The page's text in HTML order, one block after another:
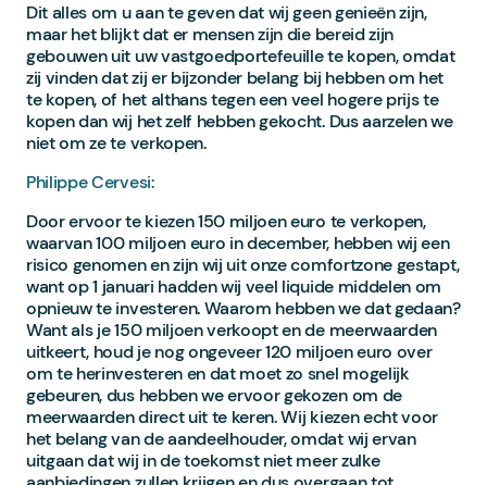
Dit alles om u aan te geven dat wij geen genieën zijn,
maar het blijkt dat er mensen zijn die bereid zijn
gebouwen uit uw vastgoedportefeuille te kopen, omdat
zij vinden dat zij er bijzonder belang bij hebben om het
te kopen, of het althans tegen een veel hogere prijs te
kopen dan wij het zelf hebben gekocht. Dus aarzelen we
niet om ze te verkopen.
Philippe Cervesi:
Door ervoor te kiezen 150 miljoen euro te verkopen,
waarvan 100 miljoen euro in december, hebben wij een
risico genomen en zijn wij uit onze comfortzone gestapt,
want op 1 januari hadden wij veel liquide middelen om
opnieuw te investeren. Waarom hebben we dat gedaan?
Want als je 150 miljoen verkoopt en de meerwaarden
uitkeert, houd je nog ongeveer 120 miljoen euro over
om te herinvesteren en dat moet zo snel mogelijk
gebeuren, dus hebben we ervoor gekozen om de
meerwaarden direct uit te keren. Wij kiezen echt voor
het belang van de aandeelhouder, omdat wij ervan
uitgaan dat wij in de toekomst niet meer zulke